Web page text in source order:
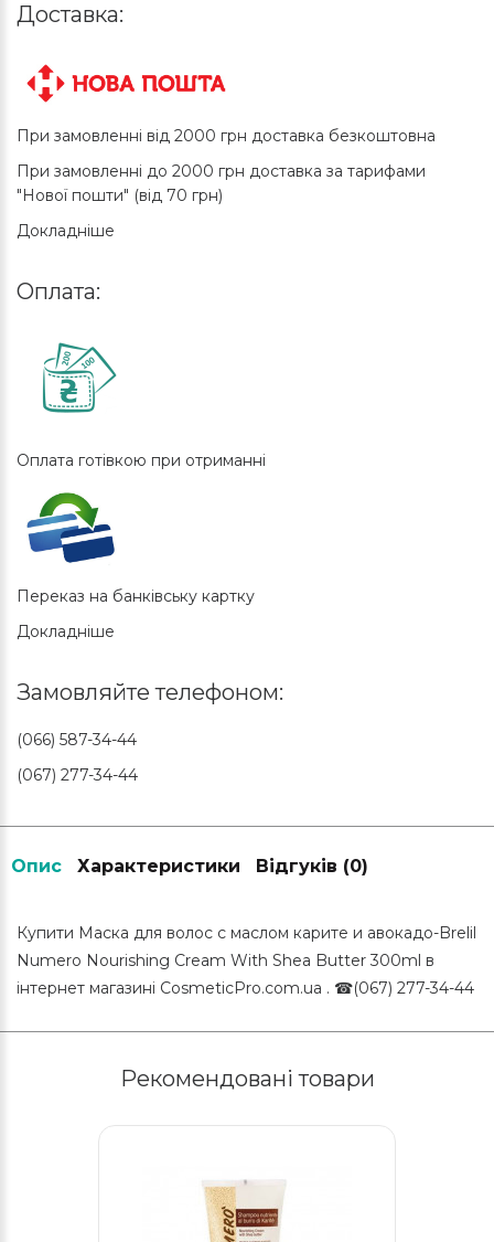
Доставка:
При замовленні від 2000 грн доставка безкоштовна
При замовленні до 2000 грн доставка за тарифами
"Нової пошти" (від 70 грн)
Докладніше
Оплата:
Оплата готівкою при отриманні
Переказ на банківську картку
Докладніше
Замовляйте телефоном:
(066) 587-34-44
(067) 277-34-44
Опис Характеристики Відгуків (0)
Купити Маска для волос с маслом карите и авокадо-Brelil
Numero Nourishing Cream With Shea Butter 300ml в
інтернет магазині CosmeticPro.com.ua . ☎(067) 277-34-44
Рекомендовані товари